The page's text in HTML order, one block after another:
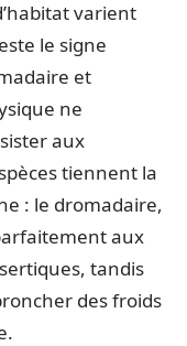
varient
le signe
et
ne
aux
tiennent la
: le dromadaire,
aux
tandis
des froids